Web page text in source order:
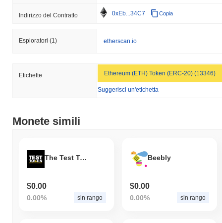
Indirizzo del Contratto 0xEb...34C7 Copia
Esploratori (1) etherscan.io
Etichette Ethereum (ETH) Token (ERC-20) (13346)
Suggerisci un'etichetta
Monete simili
The Test Token
$0.00
0.00% sin rango
Beebly
$0.00
0.00% sin rango